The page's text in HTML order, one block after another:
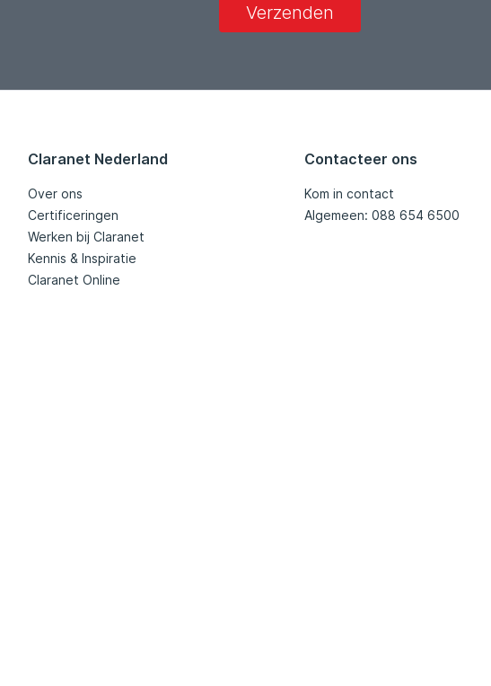
Verzenden
Claranet Nederland
Over ons
Certificeringen
Werken bij Claranet
Kennis & Inspiratie
Claranet Online
Contacteer ons
Kom in contact
Algemeen: 088 654 6500